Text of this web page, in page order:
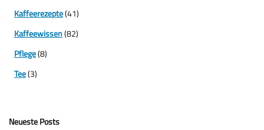
Kaffeerezepte(41)
Kaffeewissen(82)
Pflege(8)
Tee(3)
Neueste Posts